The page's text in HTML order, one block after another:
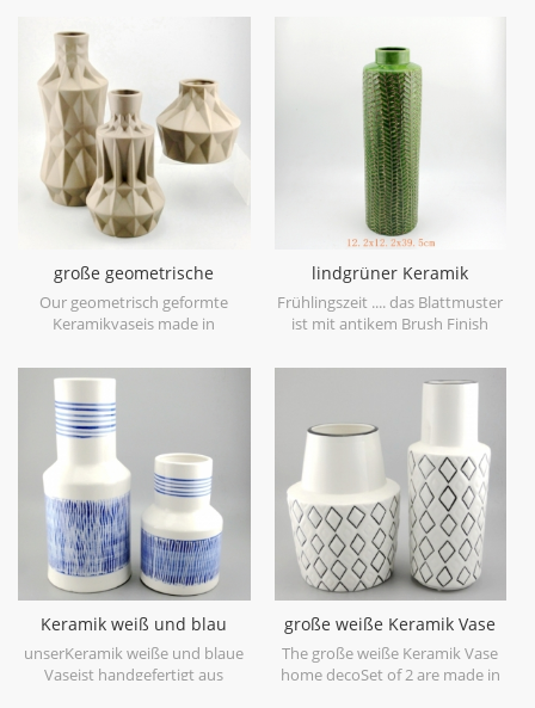
material to present two tone
colors,it is hand crafted so the
color is variance,two size
options with 19.7''h and 16.7''h.
große geometrische
Keramikvase braun 3er Set
Our geometrisch geformte
Keramikvaseis made in
material in geometric shapes,it is
hand-crafted with three sizes
assorted,very nice fit with your
modern furniture.
lindgrüner Keramik
Vasenblatt Patten
Frühlingszeit .... das Blattmuster
ist mit antikem Brush Finish
ersten Blick in den Frühling. es
ist aus Feinsteinzeug in China
Frühlingsstimmung versuchen
Sie dieslindgrüne Keramikvase.
Keramik weiß und blau
Tischvase Hand malen
unserKeramik weiße und blaue
Vaseist handgefertigt aus
große weiße Keramik Vase
home deco
The große weiße Keramik Vase
home decoSet of 2 are made in